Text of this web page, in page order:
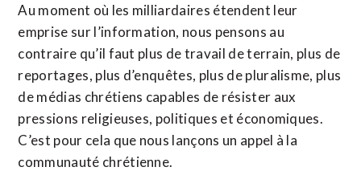
Au moment où les milliardaires étendent leur
emprise sur l’information, nous pensons au
contraire qu’il faut plus de travail de terrain, plus de
reportages, plus d’enquêtes, plus de pluralisme, plus
de médias chrétiens capables de résister aux
pressions religieuses, politiques et économiques.
C’est pour cela que nous lançons un appel à la
communauté chrétienne.